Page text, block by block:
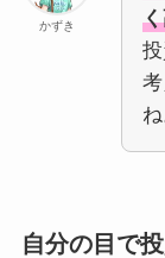
かずき
ね
自分の目で